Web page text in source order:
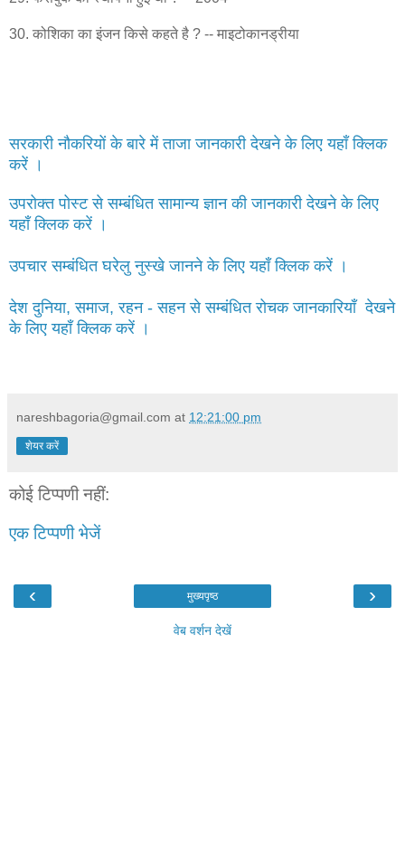
30. कोशिका का इंजन किसे कहते है ? -- माइटोकानड्रीया
सरकारी नौकरियों के बारे में ताजा जानकारी देखने के लिए यहाँ क्लिक
करें ।
उपरोक्त पोस्ट से सम्बंधित सामान्य ज्ञान की जानकारी देखने के लिए
यहाँ क्लिक करें ।
उपचार सम्बंधित घरेलु नुस्खे जानने के लिए यहाँ क्लिक करें ।
देश दुनिया, समाज, रहन - सहन से सम्बंधित रोचक जानकारियाँ देखने
के लिए यहाँ क्लिक करें ।
nareshbagoria@gmail.com at 12:21:00 pm
शेयर करें
कोई टिप्पणी नहीं:
एक टिप्पणी भेजें
‹ ›
मुख्यपृष्ठ
वेब वर्शन देखें